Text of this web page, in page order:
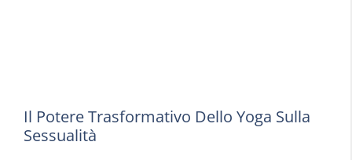
Il Potere Trasformativo Dello Yoga Sulla
Sessualità